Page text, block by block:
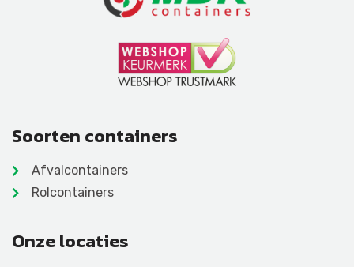
Soorten containers
Afvalcontainers
Rolcontainers
Onze locaties